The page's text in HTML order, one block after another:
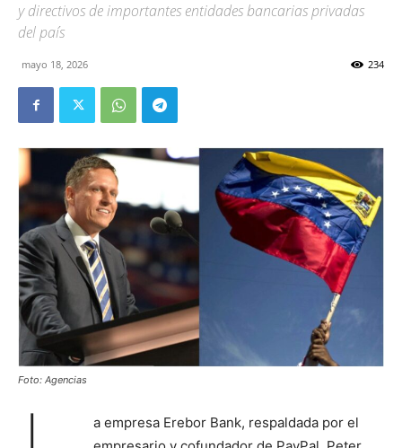
y directivos de importantes entidades bancarias privadas
del país
mayo 18, 2026 234
Foto: Agencias
a empresa Erebor Bank, respaldada por el